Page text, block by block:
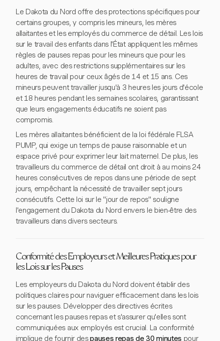
Le Dakota du Nord offre des protections spécifiques pour
certains groupes, y compris les mineurs, les mères
allaitantes et les employés du commerce de détail. Les lois
sur le travail des enfants dans l'État appliquent les mêmes
règles de pauses repas pour les mineurs que pour les
adultes, avec des restrictions supplémentaires sur les
heures de travail pour ceux âgés de 14 et 15 ans. Ces
mineurs peuvent travailler jusqu'à 3 heures les jours d'école
et 18 heures pendant les semaines scolaires, garantissant
que leurs engagements éducatifs ne soient pas
compromis.
Les mères allaitantes bénéficient de la loi fédérale FLSA
PUMP, qui exige un temps de pause raisonnable et un
espace privé pour exprimer leur lait maternel. De plus, les
travailleurs du commerce de détail ont droit à au moins 24
heures consécutives de repos dans une période de sept
jours, empêchant la nécessité de travailler sept jours
consécutifs. Cette loi sur le "jour de repos" souligne
l'engagement du Dakota du Nord envers le bien-être des
travailleurs dans divers secteurs.
Conformité des Employeurs et Meilleures Pratiques pour
les Lois sur les Pauses
Les employeurs du Dakota du Nord doivent établir des
politiques claires pour naviguer efficacement dans les lois
sur les pauses. Développer des directives écrites
concernant les pauses repas et s'assurer qu'elles sont
communiquées aux employés est crucial. La conformité
implique de fournir despauses repas de 30 minutes pour